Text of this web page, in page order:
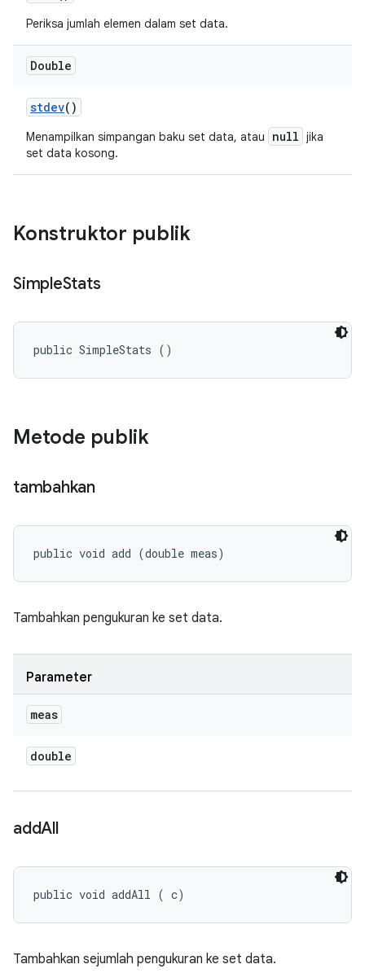
Periksa jumlah elemen dalam set data.
Double
stdev()
Menampilkan simpangan baku set data, atau null jika
set data kosong.
Konstruktor publik
SimpleStats
public SimpleStats ()
Metode publik
tambahkan
public void add (double meas)
Tambahkan pengukuran ke set data.
Parameter
meas
double
addAll
public void addAll ( c)
Tambahkan sejumlah pengukuran ke set data.